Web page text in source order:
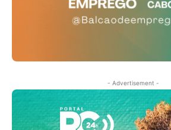
- Advertisement -